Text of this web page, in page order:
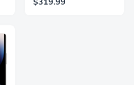
2560×1440, 320Hz, 1ms